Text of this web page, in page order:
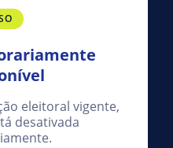
eleitoral vigente,
desativada